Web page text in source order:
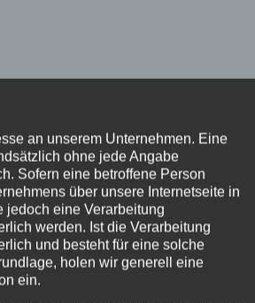
an unserem Unternehmen. Eine
ohne jede Angabe
Sofern eine betroffene Person
über unsere Internetseite in
jedoch eine Verarbeitung
werden. Ist die Verarbeitung
und besteht für eine solche
holen wir generell eine
ein.